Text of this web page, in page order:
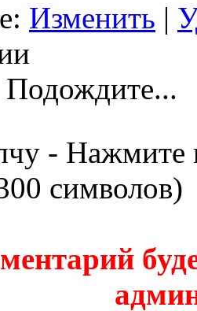
Изменить |
Подождите...
- Нажмите
символов)